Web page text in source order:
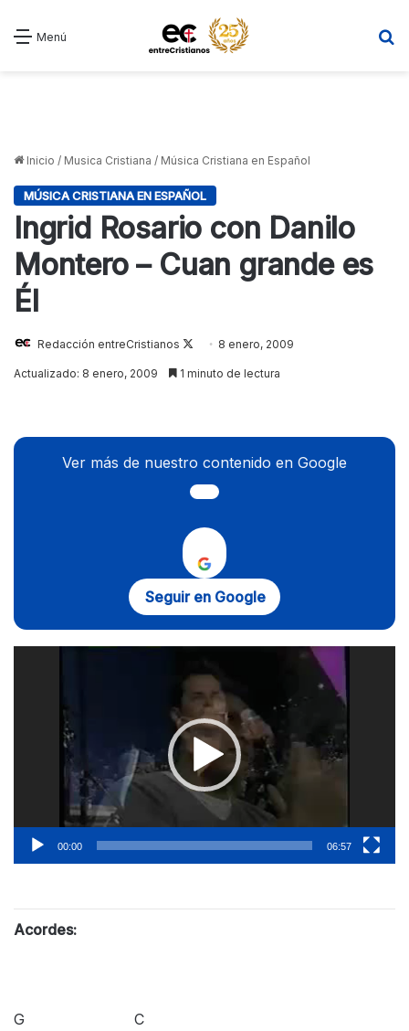
Menú
Inicio / Musica Cristiana / Música Cristiana en Español
MÚSICA CRISTIANA EN ESPAÑOL
Ingrid Rosario con Danilo
Montero – Cuan grande es
Él
Redacción entreCristianos
Follow
on
8 enero, 2009
Actualizado: 8 enero, 2009 1 minuto de lectura
Ver más de nuestro contenido en Google
Seguir en Google
00:00 06:57
Acordes:
G C